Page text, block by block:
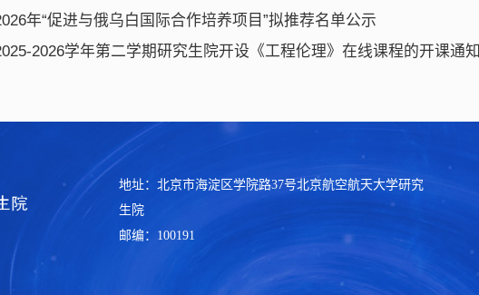
年“促进与俄乌白国际合作培养项目”拟推荐名单公示
2026学年第二学期研究生院开设《工程伦理》在线课程的开课通知
地址：北京市海淀区学院路37号北京航空航天大学研究
生院
邮编：100191